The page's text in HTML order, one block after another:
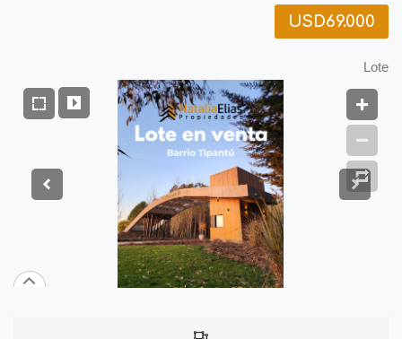
USD69.000
Lote